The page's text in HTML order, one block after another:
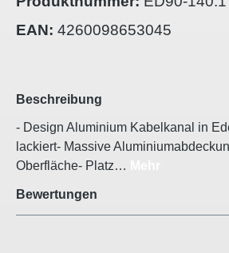
EAN: 4260098653045
Beschreibung
- Design Aluminium Kabelkanal in
lackiert- Massive
Oberfläche- Platz…
Bewertungen